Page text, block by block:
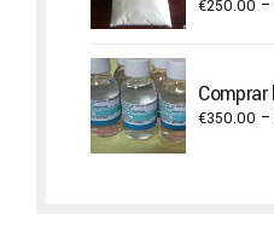
€250.00 –
€350.00 –